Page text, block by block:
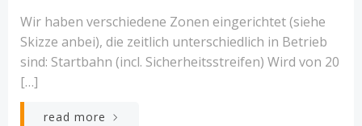
Wir haben verschiedene Zonen eingerichtet (siehe
Skizze anbei), die zeitlich unterschiedlich in Betrieb
sind: Startbahn (incl. Sicherheitsstreifen) Wird von 20
[…]
read more